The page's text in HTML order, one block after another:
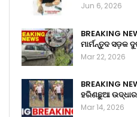
Jun 6, 2026
BREAKING
ମାର୍ମନ୍ତୁଦ ସଡ଼କ
Mar 22, 2026
BREAKING
ହରିଣଛୁଆ ଉଦ୍ଧାର
Mar 14, 2026